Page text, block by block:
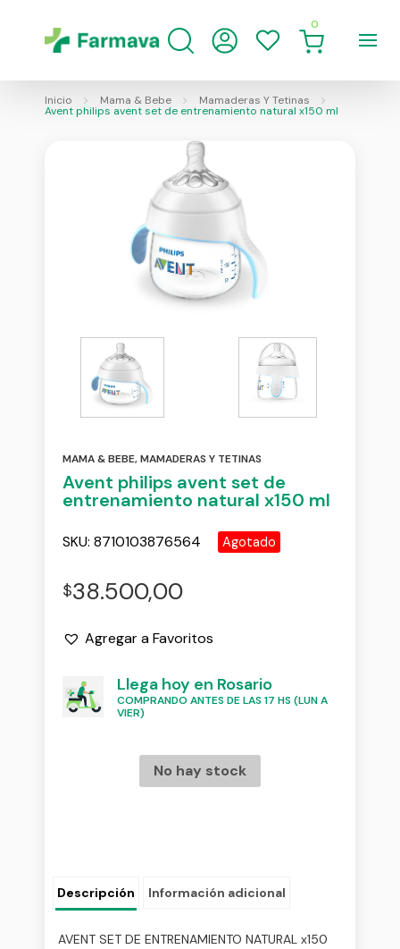
0
Inicio Mama & Bebe Mamaderas Y Tetinas
Avent philips avent set de entrenamiento natural x150 ml
MAMA & BEBE,MAMADERAS Y TETINAS
Avent philips avent set de
entrenamiento natural x150 ml
SKU: 8710103876564 Agotado
$38.500,00
Agregar a Favoritos
Llega hoy en Rosario
COMPRANDO ANTES DE LAS 17 HS (LUN A
VIER)
No hay stock
Descripción Información adicional
AVENT SET DE ENTRENAMIENTO NATURAL x150